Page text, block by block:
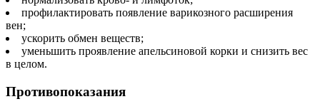
профилактировать появление варикозного расширения
вен;
ускорить обмен веществ;
уменьшить проявление апельсиновой корки и снизить вес
в целом.
Противопоказания